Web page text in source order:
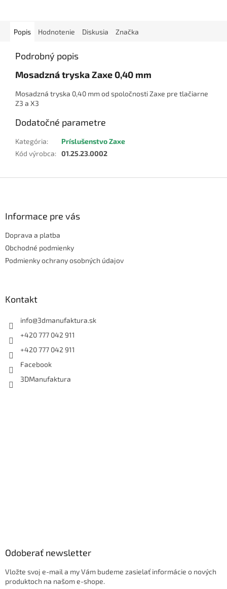
Popis Hodnotenie Diskusia Značka
Podrobný popis
Mosadzná tryska Zaxe 0,40 mm
Mosadzná tryska 0,40 mm od spoločnosti Zaxe pre tlačiarne
Z3 a X3
Dodatočné parametre
Kategória:
Príslušenstvo Zaxe
Kód výrobca: 01.25.23.0002
Informace pre vás
Doprava a platba
Obchodné podmienky
Podmienky ochrany osobných údajov
Kontakt
info@3dmanufaktura.sk
+420 777 042 911
+420 777 042 911
Facebook
3DManufaktura
Odoberať newsletter
Vložte svoj e-mail a my Vám budeme zasielať informácie o nových
produktoch na našom e-shope.